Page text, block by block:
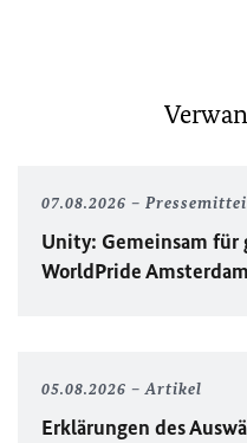
07.08.2026
Unity: Gemeinsam für
WorldPride
05.08.2026 Artikel
Erklärungen des